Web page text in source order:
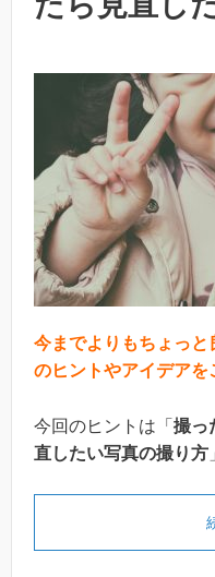
今までよりもちょっと
のヒントやアイデアを
今回のヒントは「 撮っ
直したい写真の撮り方